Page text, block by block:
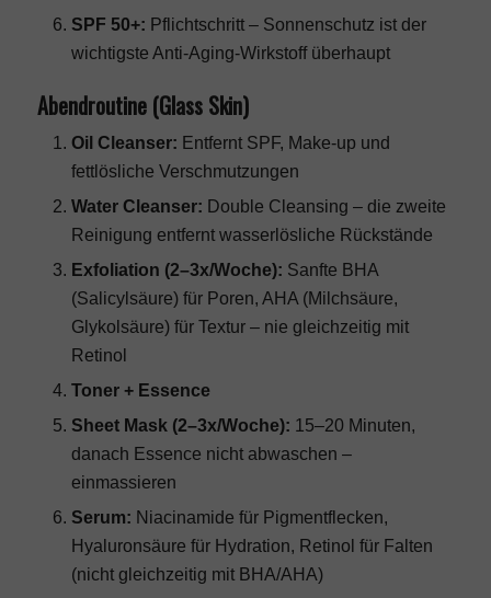
SPF 50+: Pflichtschritt – Sonnenschutz ist der
wichtigste Anti-Aging-Wirkstoff überhaupt
Abendroutine (Glass Skin)
Oil Cleanser: Entfernt SPF, Make-up und
fettlösliche Verschmutzungen
Water Cleanser: Double Cleansing – die zweite
Reinigung entfernt wasserlösliche Rückstände
Exfoliation (2–3x/Woche): Sanfte BHA
(Salicylsäure) für Poren, AHA (Milchsäure,
Glykolsäure) für Textur – nie gleichzeitig mit
Retinol
Toner + Essence
Sheet Mask (2–3x/Woche): 15–20 Minuten,
danach Essence nicht abwaschen –
einmassieren
Serum: Niacinamide für Pigmentflecken,
Hyaluronsäure für Hydration, Retinol für Falten
(nicht gleichzeitig mit BHA/AHA)